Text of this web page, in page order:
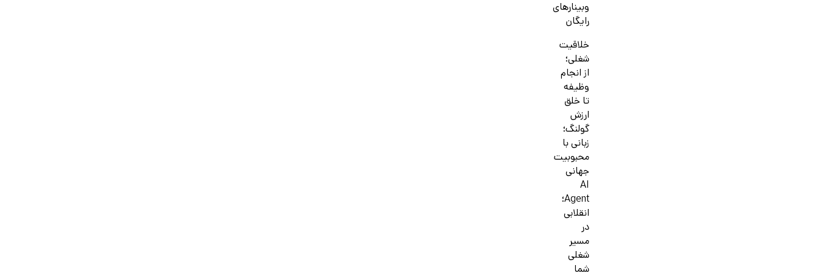
وبینارهای
رایگان
خلاقیت
شغلی؛
از انجام
وظیفه
تا خلق
ارزش
گولنگ؛
زبانی با
محبوبیت
جهانی
AI
Agent؛
انقلابی
در
مسیر
شغلی